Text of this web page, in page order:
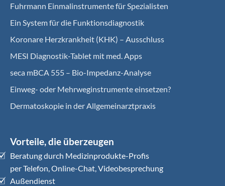
Fuhrmann Einmalinstrumente für Spezialisten
Ein System für die Funktionsdiagnostik
Koro­nare Herz­krank­heit (KHK) – Ausschluss
MESI Diagnostik-Tablet mit med. Apps
seca mBCA 555 – Bio-Impedanz-Analyse
Einweg- oder Mehrweginstrumente einsetzen?
Dermatoskopie in der Allgemeinarztpraxis
Vorteile, die überzeugen
Beratung durch Medizinprodukte-Profis
per Telefon, Online-Chat, Videobesprechung
Außendienst